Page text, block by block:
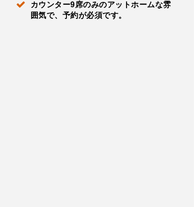
カウンター9席のみのアットホームな雰
囲気で、予約が必須です。